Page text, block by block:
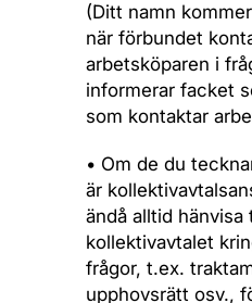
(Ditt namn
när förbundet
arbetsköparen i
informerar facket
som kontaktar
• Om de du
är
ändå alltid hänvisa
kollektivavtalet
frågor, t.ex.
upphovsrätt osv.,